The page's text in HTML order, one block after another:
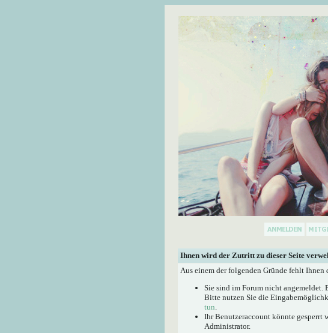
Ihnen wird der Zutritt zu dieser Seite
Aus einem der folgenden Gründe fehlt
Sie sind im Forum nicht
Bitte nutzen Sie die
tun.
Ihr Benutzeraccount könnte gesperrt
Administrator.